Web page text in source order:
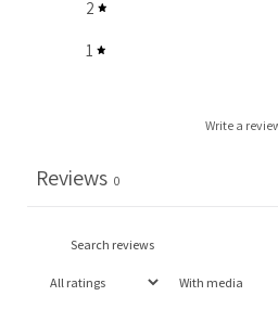
2
1
Write a
Reviews 0
With media